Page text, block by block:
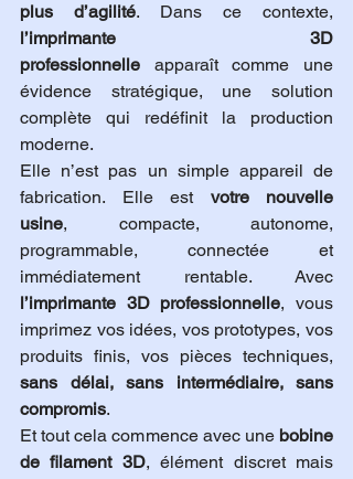
plus d’agilité
l’imprimante 3D
professionnelle apparaît comme une
évidence stratégique, une solution
complète qui redéfinit la production
moderne.
Elle n’est pas un simple appareil de
fabrication. Elle est votre nouvelle
usine, compacte, autonome,
programmable, connectée et
l’imprimante 3D professionnelle, vous
imprimez vos idées, vos prototypes, vos
sans délai, sans intermédiaire, sans
compromis.
Et tout cela commence avec une bobine
de filament 3D, élément discret mais